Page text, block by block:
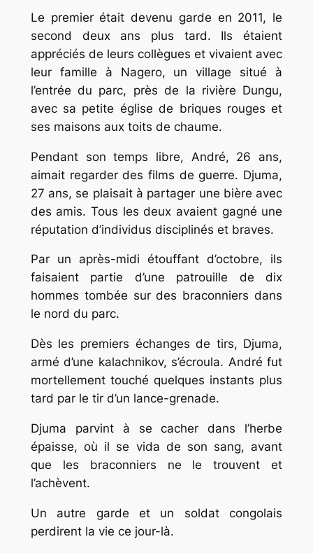
Le premier était devenu garde en 2011, le
second deux ans plus tard. Ils étaient
appréciés de leurs collègues et vivaient avec
leur famille à Nagero, un village situé à
l’entrée du parc, près de la rivière Dungu,
avec sa petite église de briques rouges et
ses maisons aux toits de chaume.
Pendant son temps libre, André, 26 ans,
aimait regarder des films de guerre. Djuma,
27 ans, se plaisait à partager une bière avec
des amis. Tous les deux avaient gagné une
réputation d’individus disciplinés et braves.
Par un après-midi étouffant d’octobre, ils
faisaient partie d’une patrouille de dix
hommes tombée sur des braconniers dans
le nord du parc.
Dès les premiers échanges de tirs, Djuma,
armé d’une kalachnikov, s’écroula. André fut
mortellement touché quelques instants plus
tard par le tir d’un lance-grenade.
Djuma parvint à se cacher dans l’herbe
épaisse, où il se vida de son sang, avant
que les braconniers ne le trouvent et
l’achèvent.
Un autre garde et un soldat congolais
perdirent la vie ce jour-là.